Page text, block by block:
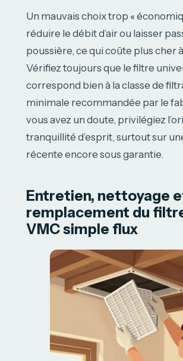
Un mauvais choix trop «
réduire le débit d’air ou laisser
poussière, ce qui coûte plus cher
Vérifiez toujours que le filtre
correspond bien à la classe de
minimale recommandée par le
vous avez un doute, privilégiez
tranquillité d’esprit, surtout sur
récente encore sous garantie.
Entretien, nettoyage
remplacement du
VMC simple flux